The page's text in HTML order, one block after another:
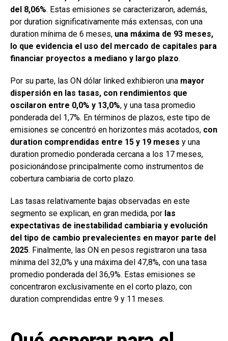
del 8,06%. Estas emisiones se caracterizaron, además,
por duration significativamente más extensas, con una
duration mínima de 6 meses, una máxima de 93 meses,
lo que evidencia el uso del mercado de capitales para
financiar proyectos a mediano y largo plazo.
Por su parte, las ON dólar linked exhibieron una mayor
dispersión en las tasas, con rendimientos que
oscilaron entre 0,0% y 13,0%, y una tasa promedio
ponderada del 1,7%. En términos de plazos, este tipo de
emisiones se concentró en horizontes más acotados, con
duration comprendidas entre 15 y 19 meses y una
duration promedio ponderada cercana a los 17 meses,
posicionándose principalmente como instrumentos de
cobertura cambiaria de corto plazo.
Las tasas relativamente bajas observadas en este
segmento se explican, en gran medida, por las
expectativas de inestabilidad cambiaria y evolución
del tipo de cambio prevalecientes en mayor parte del
2025. Finalmente, las ON en pesos registraron una tasa
mínima del 32,0% y una máxima del 47,8%, con una tasa
promedio ponderada del 36,9%. Estas emisiones se
concentraron exclusivamente en el corto plazo, con
duration comprendidas entre 9 y 11 meses.